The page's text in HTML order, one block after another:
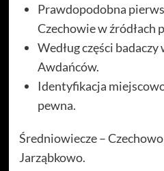
Prawdopodobna
Czechowie w źródłach
Według części badaczy
Awdańców.
Identyfikacja
pewna.
Średniowiecze –
Jarząbkowo.